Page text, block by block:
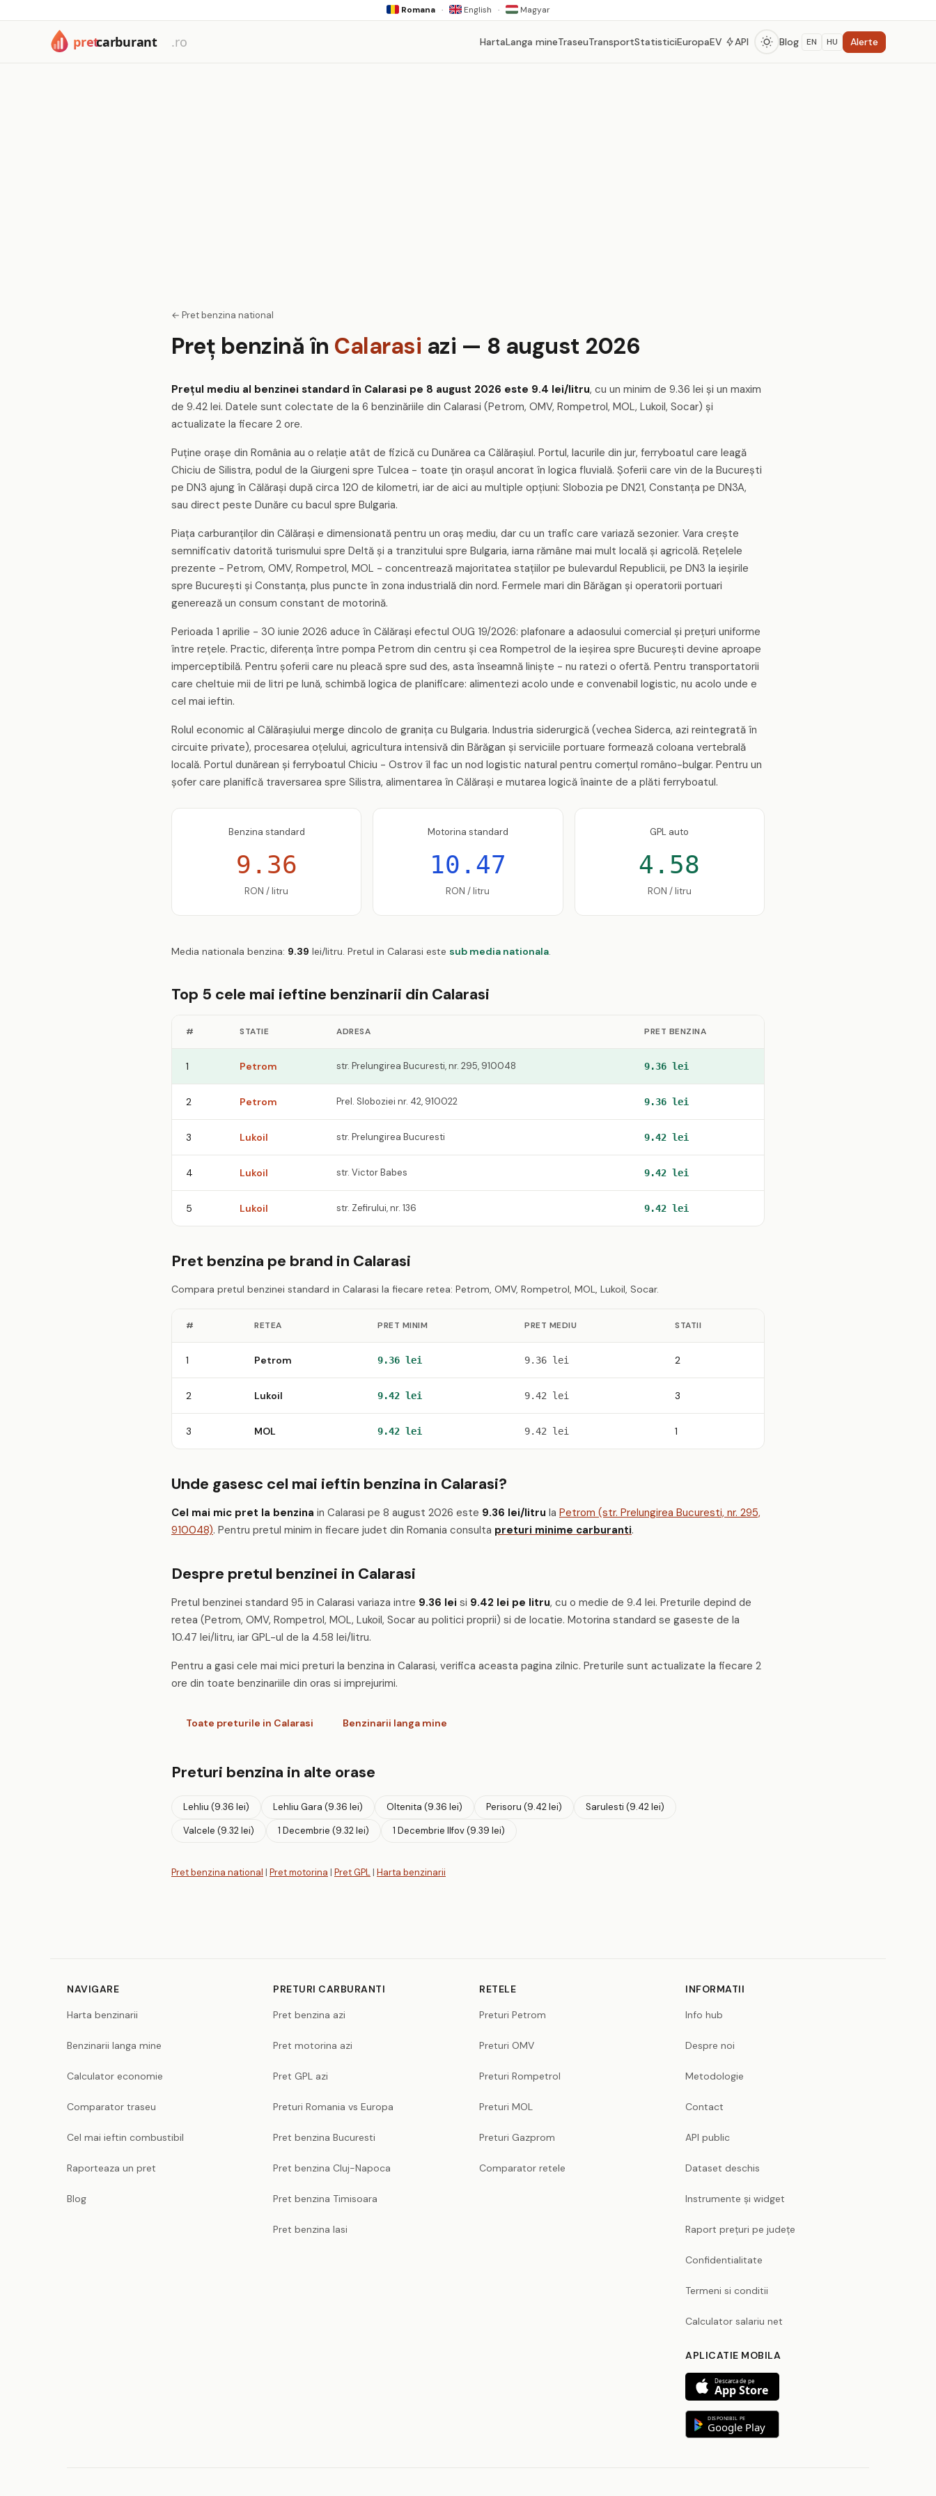
Romana · English · Magyar
HartaLanga mineTraseuTransportStatisticiEuropaEV API Blog EN HU Alerte
← Pret benzina national
Preț benzină în Calarasi azi — 8 august 2026
Prețul mediu al benzinei standard în Calarasi pe 8 august 2026 este 9.4 lei/litru, cu un minim de 9.36 lei și un maxim
de 9.42 lei. Datele sunt colectate de la 6 benzinăriile din Calarasi (Petrom, OMV, Rompetrol, MOL, Lukoil, Socar) și
actualizate la fiecare 2 ore.
Puține orașe din România au o relație atât de fizică cu Dunărea ca Călărașiul. Portul, lacurile din jur, ferryboatul care leagă
Chiciu de Silistra, podul de la Giurgeni spre Tulcea - toate țin orașul ancorat în logica fluvială. Șoferii care vin de la București
pe DN3 ajung în Călărași după circa 120 de kilometri, iar de aici au multiple opțiuni: Slobozia pe DN21, Constanța pe DN3A,
sau direct peste Dunăre cu bacul spre Bulgaria.
Piața carburanților din Călărași e dimensionată pentru un oraș mediu, dar cu un trafic care variază sezonier. Vara crește
semnificativ datorită turismului spre Deltă și a tranzitului spre Bulgaria, iarna rămâne mai mult locală și agricolă. Rețelele
prezente - Petrom, OMV, Rompetrol, MOL - concentrează majoritatea stațiilor pe bulevardul Republicii, pe DN3 la ieșirile
spre București și Constanța, plus puncte în zona industrială din nord. Fermele mari din Bărăgan și operatorii portuari
generează un consum constant de motorină.
Perioada 1 aprilie - 30 iunie 2026 aduce în Călărași efectul OUG 19/2026: plafonare a adaosului comercial și prețuri uniforme
între rețele. Practic, diferența între pompa Petrom din centru și cea Rompetrol de la ieșirea spre București devine aproape
imperceptibilă. Pentru șoferii care nu pleacă spre sud des, asta înseamnă liniște - nu ratezi o ofertă. Pentru transportatorii
care cheltuie mii de litri pe lună, schimbă logica de planificare: alimentezi acolo unde e convenabil logistic, nu acolo unde e
cel mai ieftin.
Rolul economic al Călărașiului merge dincolo de granița cu Bulgaria. Industria siderurgică (vechea Siderca, azi reintegrată în
circuite private), procesarea oțelului, agricultura intensivă din Bărăgan și serviciile portuare formează coloana vertebrală
locală. Portul dunărean și ferryboatul Chiciu - Ostrov îl fac un nod logistic natural pentru comerțul româno-bulgar. Pentru un
șofer care planifică traversarea spre Silistra, alimentarea în Călărași e mutarea logică înainte de a plăti ferryboatul.
Benzina standard
9.36
RON / litru
Motorina standard
10.47
RON / litru
GPL auto
4.58
RON / litru
Media nationala benzina: 9.39 lei/litru. Pretul in Calarasi este sub media nationala.
Top 5 cele mai ieftine benzinarii din Calarasi
# STATIE ADRESA PRET BENZINA
1 Petrom str. Prelungirea Bucuresti, nr. 295, 910048 9.36 lei
2 Petrom Prel. Sloboziei nr. 42, 910022 9.36 lei
3 Lukoil str. Prelungirea Bucuresti 9.42 lei
4 Lukoil str. Victor Babes 9.42 lei
5 Lukoil str. Zefirului, nr. 136 9.42 lei
Pret benzina pe brand in Calarasi
Compara pretul benzinei standard in Calarasi la fiecare retea: Petrom, OMV, Rompetrol, MOL, Lukoil, Socar.
# RETEA PRET MINIM PRET MEDIU STATII
1 Petrom 9.36 lei 9.36 lei 2
2 Lukoil 9.42 lei 9.42 lei 3
3 MOL 9.42 lei 9.42 lei 1
Unde gasesc cel mai ieftin benzina in Calarasi?
Cel mai mic pret la benzina in Calarasi pe 8 august 2026 este 9.36 lei/litru la Petrom (str. Prelungirea Bucuresti, nr. 295,
910048). Pentru pretul minim in fiecare judet din Romania consulta preturi minime carburanti.
Despre pretul benzinei in Calarasi
Pretul benzinei standard 95 in Calarasi variaza intre 9.36 lei si 9.42 lei pe litru, cu o medie de 9.4 lei. Preturile depind de
retea (Petrom, OMV, Rompetrol, MOL, Lukoil, Socar au politici proprii) si de locatie. Motorina standard se gaseste de la
10.47 lei/litru, iar GPL-ul de la 4.58 lei/litru.
Pentru a gasi cele mai mici preturi la benzina in Calarasi, verifica aceasta pagina zilnic. Preturile sunt actualizate la fiecare 2
ore din toate benzinariile din oras si imprejurimi.
Toate preturile in Calarasi Benzinarii langa mine
Preturi benzina in alte orase
Lehliu (9.36 lei) Lehliu Gara (9.36 lei) Oltenita (9.36 lei) Perisoru (9.42 lei)
Sarulesti (9.42 lei)
Valcele (9.32 lei)
1 Decembrie (9.32 lei) 1 Decembrie Ilfov (9.39 lei)
Pret benzina national | Pret motorina | Pret GPL| Harta benzinarii
NAVIGARE
Harta benzinarii
Benzinarii langa mine
Calculator economie
Comparator traseu
Cel mai ieftin combustibil
Raporteaza un pret
Blog
PRETURI CARBURANTI
Pret benzina azi
Pret motorina azi
Pret GPL azi
Preturi Romania vs Europa
Pret benzina Bucuresti
Pret benzina Cluj-Napoca
Pret benzina Timisoara
Pret benzina Iasi
RETELE
Preturi Petrom
Preturi OMV
Preturi Rompetrol
Preturi MOL
Preturi Gazprom
Comparator retele
INFORMATII
Info hub
Despre noi
Metodologie
Contact
API public
Dataset deschis
Instrumente și widget
Raport prețuri pe județe
Confidentialitate
Termeni si conditii
Calculator salariu net
APLICATIE MOBILA
Descarca de pe
App Store
DISPONIBIL PE
Google Play